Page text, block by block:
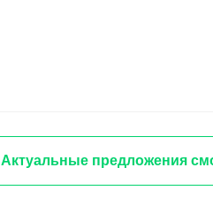
Актуальные предложения